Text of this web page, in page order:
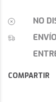
NO
COMPARTIR